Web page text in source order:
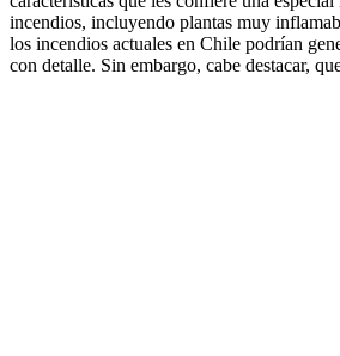
incendios, incluyendo plantas muy
los incendios actuales en Chile podrían
con detalle. Sin embargo, cabe destacar,